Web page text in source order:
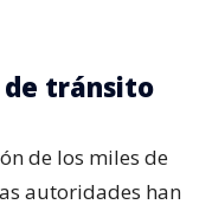
de tránsito
de los miles de
autoridades han